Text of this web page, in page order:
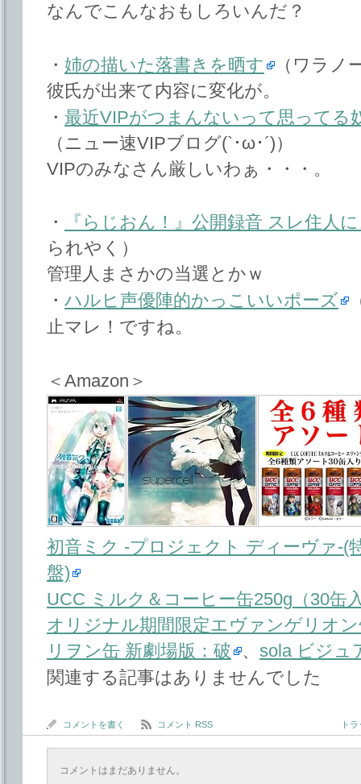
なんでこんなおもしろいんだ？
・ 姉の描いた落書きを晒す
（ワラノ
彼氏が出来て内容に変化が。
・ 最近VIPがつまんないって思ってる
（ニュー速VIPブログ(`･ω･´)）
VIPのみなさん厳しいわぁ・・・。
・
『らじおん！』公開録音 スレ住人
られやく）
管理人まさかの当選とかｗ
・ ハルヒ声優陣的かっこいいポーズ
止マレ！ですね。
＜Amazon＞
初音ミク -プロジェクト ディーヴァ-(
盤)
UCC ミルク＆コーヒー缶250g（30缶
オリジナル期間限定エヴァンゲリオ
リヲン缶 新劇場版：破
、 sola ビジュ
関連する記事はありませんでした
コメントを書く コメント RSS ト
コメントはまだありません。